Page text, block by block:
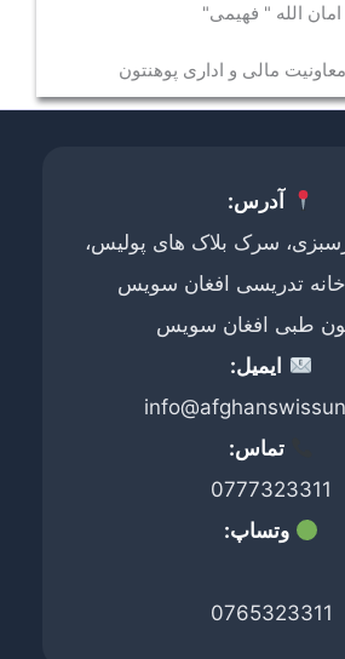
امان الله " فهیمی"
مالی و اداری پوهنتون
آدرس:
سرک بلاک های پولیس،
تدریسی افغان سویس
طبی افغان سویس
ایمیل:
تماس:
0777323311
وتساپ:
0765323311